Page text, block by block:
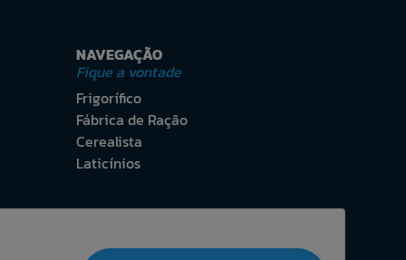
NAVEGAÇÃO
Fique a vontade
Frigorífico
Fábrica de Ração
Cerealista
Laticínios